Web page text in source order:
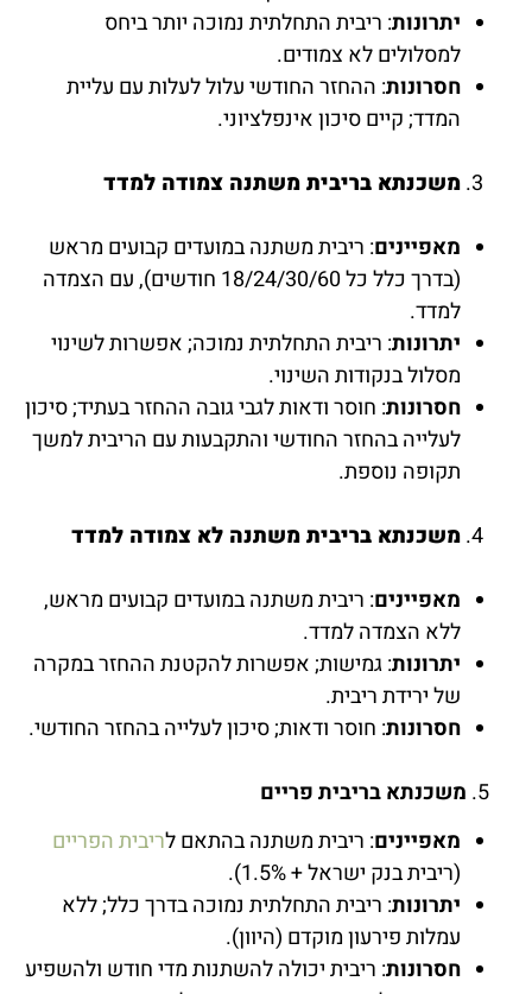
יתרונות: ריבית התחלתית נמוכה יותר ביחס
למסלולים לא צמודים.
חסרונות: ההחזר החודשי עלול לעלות עם עליית
המדד; קיים סיכון אינפלציוני.
משכנתא בריבית משתנה צמודה למדד
מאפיינים: ריבית משתנה במועדים קבועים מראש
(בדרך כלל כל 18/24/30/60 חודשים), עם הצמדה
למדד.
יתרונות: ריבית התחלתית נמוכה; אפשרות לשינוי
מסלול בנקודות השינוי.
חסרונות: חוסר ודאות לגבי גובה ההחזר בעתיד; סיכון
לעלייה בהחזר החודשי והתקבעות עם הריבית למשך
תקופה נוספת.
משכנתא בריבית משתנה לא צמודה למדד
מאפיינים: ריבית משתנה במועדים קבועים מראש,
ללא הצמדה למדד.
יתרונות: גמישות; אפשרות להקטנת ההחזר במקרה
של ירידת ריבית.
חסרונות: חוסר ודאות; סיכון לעלייה בהחזר החודשי.
משכנתא בריבית פריים
מאפיינים: ריבית משתנה בהתאם לריבית הפריים
(ריבית בנק ישראל + 1.5%).
יתרונות: ריבית התחלתית נמוכה בדרך כלל; ללא
עמלות פירעון מוקדם (היוון).
חסרונות: ריבית יכולה להשתנות מדי חודש ולהשפיע